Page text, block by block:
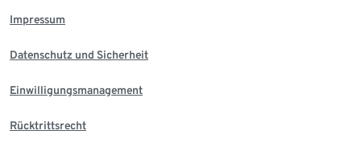
Impressum
Datenschutz und Sicherheit
Einwilligungsmanagement
Rücktrittsrecht